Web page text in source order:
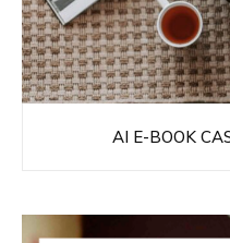
AI E-BOOK